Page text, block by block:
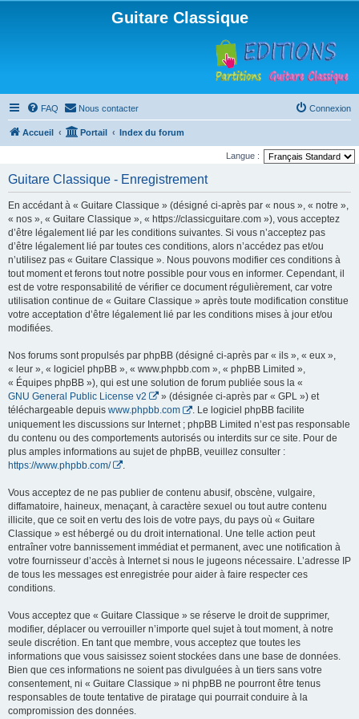
Guitare Classique
FAQ Nous contacter Connexion
Accueil Portail Index du forum
Langue :
Guitare Classique - Enregistrement
En accédant à « Guitare Classique » (désigné ci-après par « nous », « notre »,
« nos », « Guitare Classique », « https://classicguitare.com »), vous acceptez
d’être légalement lié par les conditions suivantes. Si vous n’acceptez pas
d’être légalement lié par toutes ces conditions, alors n’accédez pas et/ou
n’utilisez pas « Guitare Classique ». Nous pouvons modifier ces conditions à
tout moment et ferons tout notre possible pour vous en informer. Cependant, il
est de votre responsabilité de vérifier ce document régulièrement, car votre
utilisation continue de « Guitare Classique » après toute modification constitue
votre acceptation d’être légalement lié par les conditions mises à jour et/ou
modifiées.
Nos forums sont propulsés par phpBB (désigné ci-après par « ils », « eux »,
« leur », « logiciel phpBB », « www.phpbb.com », « phpBB Limited »,
« Équipes phpBB »), qui est une solution de forum publiée sous la «
GNU General Public License v2
» (désignée ci-après par « GPL ») et
téléchargeable depuis www.phpbb.com
. Le logiciel phpBB facilite
uniquement les discussions sur Internet ; phpBB Limited n’est pas responsable
du contenu ou des comportements autorisés ou interdits sur ce site. Pour de
plus amples informations au sujet de phpBB, veuillez consulter :
https://www.phpbb.com/
Vous acceptez de ne pas publier de contenu abusif, obscène, vulgaire,
diffamatoire, haineux, menaçant, à caractère sexuel ou tout autre contenu
illicite, que ce soit en vertu des lois de votre pays, du pays où « Guitare
Classique » est hébergé ou du droit international. Une telle action peut
entraîner votre bannissement immédiat et permanent, avec une notification à
votre fournisseur d’accès à Internet si nous le jugeons nécessaire. L’adresse IP
de tous les messages est enregistrée pour aider à faire respecter ces
conditions.
Vous acceptez que « Guitare Classique » se réserve le droit de supprimer,
modifier, déplacer ou verrouiller n’importe quel sujet à tout moment, à notre
seule discrétion. En tant que membre, vous acceptez que toutes les
informations que vous saisissez soient stockées dans une base de données.
Bien que ces informations ne soient pas divulguées à un tiers sans votre
consentement, ni « Guitare Classique » ni phpBB ne pourront être tenus
responsables de toute tentative de piratage qui pourrait conduire à la
compromission des données.